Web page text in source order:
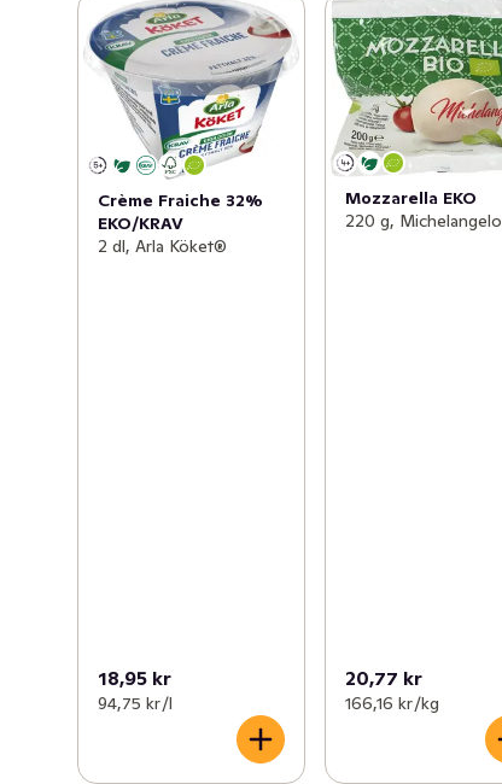
Crème Fraiche 32%
EKO/KRAV
2 dl, Arla Köket®
18,95 kr
94,75 kr /l
Mozzarella EKO
220 g, Michelangelo
20,77 kr
166,16 kr /kg